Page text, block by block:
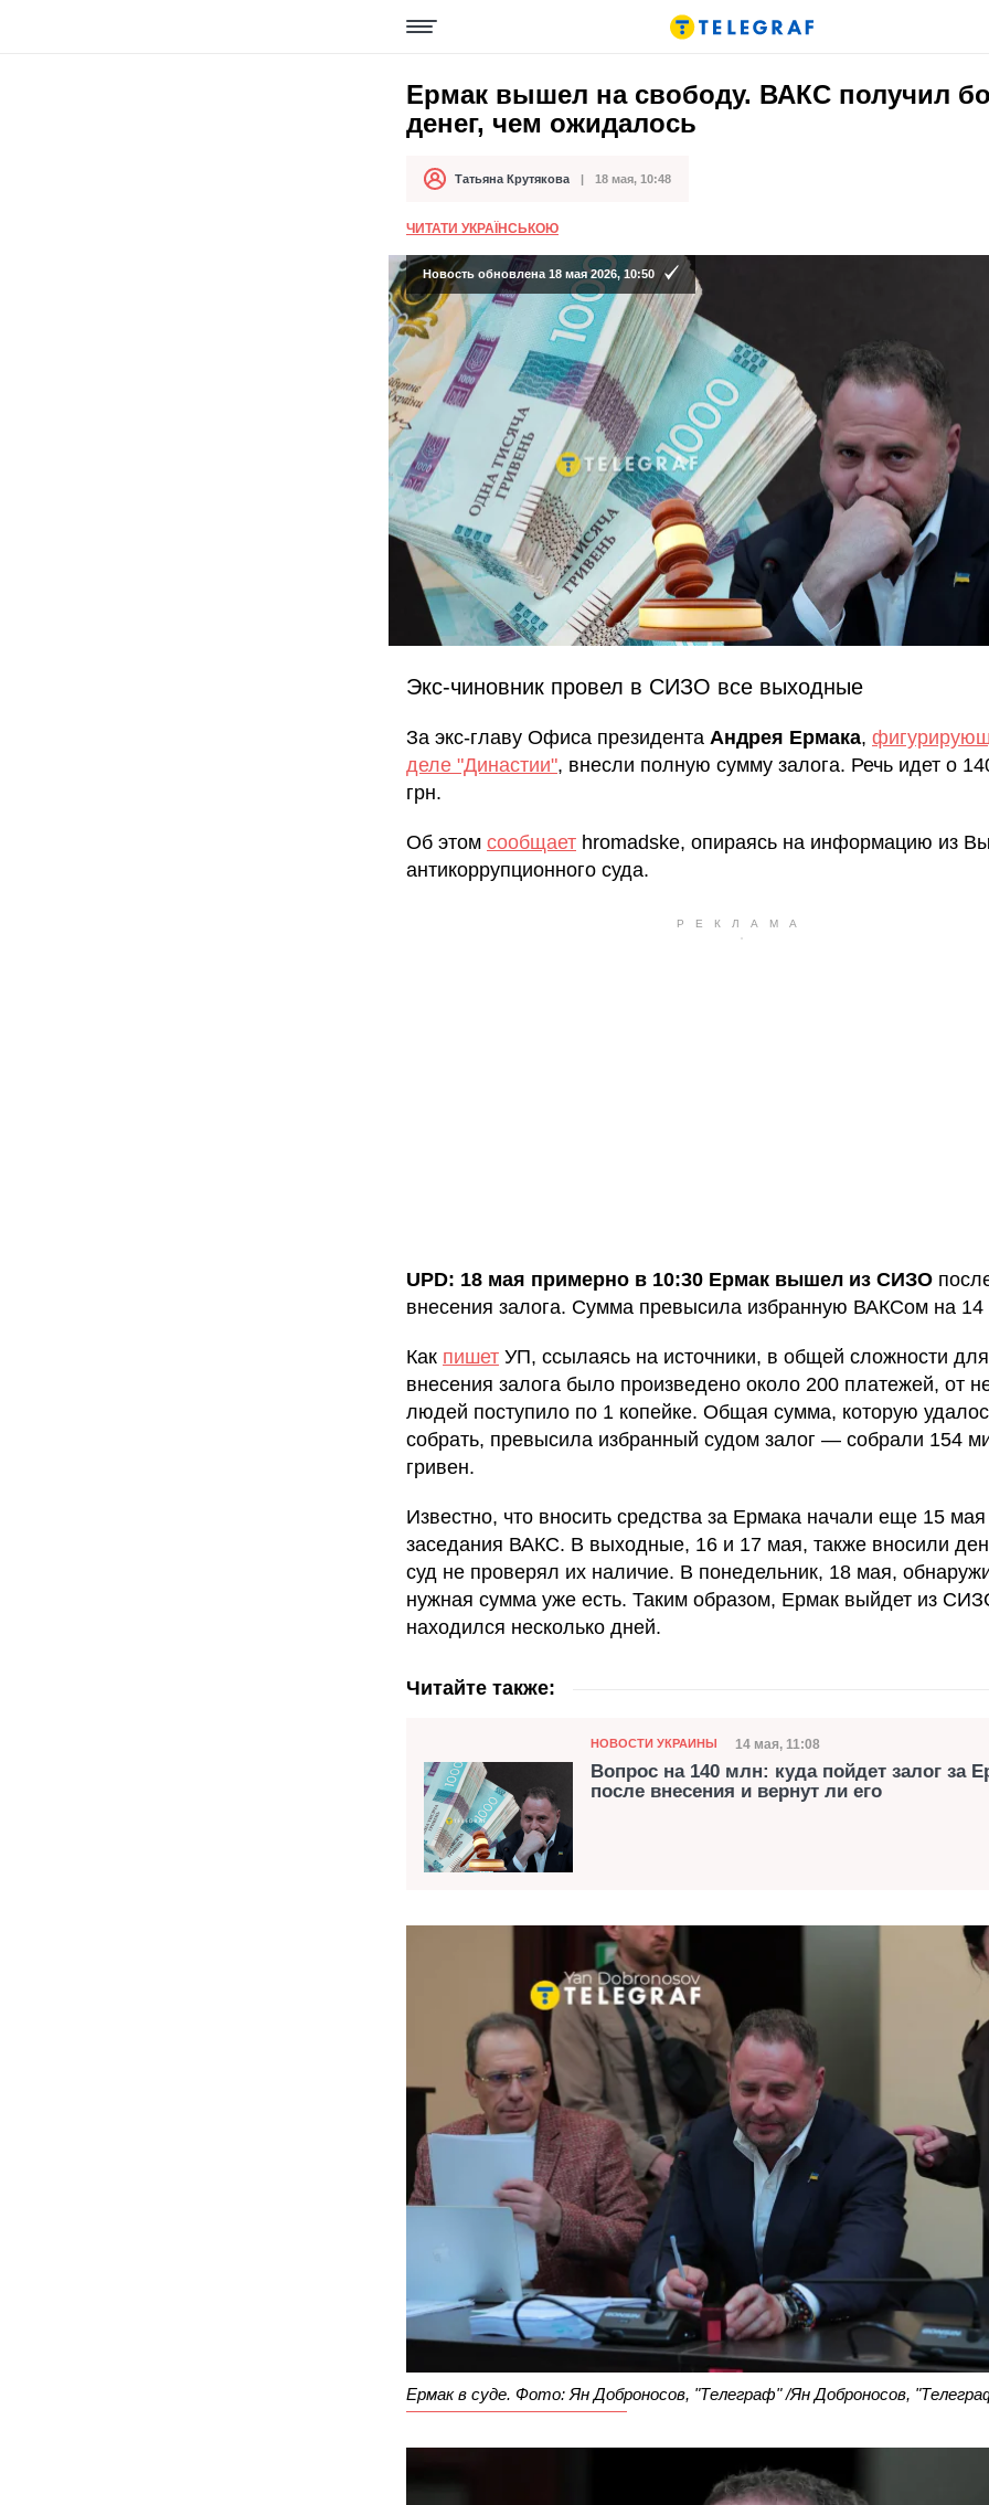
Ермак вышел на свободу. ВАКС получил
денег, чем ожидалось
АвторТатьяна Крутякова
Дата публикации 18 мая, 10:48
ЧИТАТИ УКРАЇНСЬКОЮ
Новость обновлена 18 мая 2026, 10:50
Экс-чиновник провел в СИЗО все выходные
За экс-главу Офиса президента Андрея Ермака,
деле "Династии", внесли полную сумму залога. Речь идет о
грн.
Об этом сообщает hromadske, опираясь на информацию из
антикоррупционного суда.
UPD: 18 мая примерно в 10:30 Ермак вышел из СИЗО
внесения залога. Сумма превысила избранную ВАКСом на 14
Как пишет УП, ссылаясь на источники, в общей сложности для
внесения залога было произведено около 200 платежей, от
людей поступило по 1 копейке. Общая сумма, которую
собрать, превысила избранный судом залог — собрали 154
гривен.
Известно, что вносить средства за Ермака начали еще 15
заседания ВАКС. В выходные, 16 и 17 мая, также вносили
суд не проверял их наличие. В понедельник, 18 мая,
нужная сумма уже есть. Таким образом, Ермак выйдет из
находился несколько дней.
Читайте также:
Категория
НОВОСТИ УКРАИНЫ Дата публикации
14 мая, 11:08
Вопрос на 140 млн: куда пойдет залог за
после внесения и вернут ли его
Ермак в суде. Фото: Ян Доброносов, "Телеграф" /Ян Доброносов,